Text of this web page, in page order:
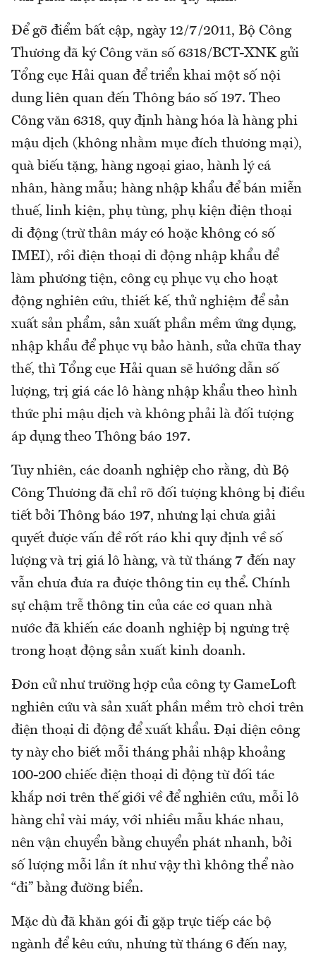
Để gỡ điểm bất cập, ngày 12/7/2011, Bộ Công
Thương đã ký Công văn số 6318/BCT-XNK gửi
Tổng cục Hải quan để triển khai một số nội
dung liên quan đến Thông báo số 197. Theo
Công văn 6318, quy định hàng hóa là hàng phi
mậu dịch (không nhằm mục đích thương mại),
quà biếu tặng, hàng ngoại giao, hành lý cá
nhân, hàng mẫu; hàng nhập khẩu để bán miễn
thuế, linh kiện, phụ tùng, phụ kiện điện thoại
di động (trừ thân máy có hoặc không có số
IMEI), rồi điện thoại di động nhập khẩu để
làm phương tiện, công cụ phục vụ cho hoạt
động nghiên cứu, thiết kế, thử nghiệm để sản
xuất sản phẩm, sản xuất phần mềm ứng dụng,
nhập khẩu để phục vụ bảo hành, sửa chữa thay
thế, thì Tổng cục Hải quan sẽ hướng dẫn số
lượng, trị giá các lô hàng nhập khẩu theo hình
thức phi mậu dịch và không phải là đối tượng
áp dụng theo Thông báo 197.
Tuy nhiên, các doanh nghiệp cho rằng, dù Bộ
Công Thương đã chỉ rõ đối tượng không bị điều
tiết bởi Thông báo 197, nhưng lại chưa giải
quyết được vấn đề rốt ráo khi quy định về số
lượng và trị giá lô hàng, và từ tháng 7 đến nay
vẫn chưa đưa ra được thông tin cụ thể. Chính
sự chậm trễ thông tin của các cơ quan nhà
nước đã khiến các doanh nghiệp bị ngưng trệ
trong hoạt động sản xuất kinh doanh.
Đơn cử như trường hợp của công ty GameLoft
nghiên cứu và sản xuất phần mềm trò chơi trên
điện thoại di động để xuất khẩu. Đại diện công
ty này cho biết mỗi tháng phải nhập khoảng
100-200 chiếc điện thoại di động từ đối tác
khắp nơi trên thế giới về để nghiên cứu, mỗi lô
hàng chỉ vài máy, với nhiều mẫu khác nhau,
nên vận chuyển bằng chuyển phát nhanh, bởi
số lượng mỗi lần ít như vậy thì không thể nào
“đi” bằng đường biển.
Mặc dù đã khăn gói đi gặp trực tiếp các bộ
ngành để kêu cứu, nhưng từ tháng 6 đến nay,